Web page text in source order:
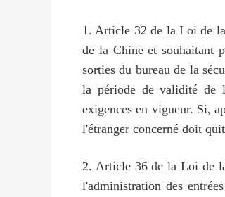
1. Article 32 de la Loi de
de la Chine et souhaitant
sorties du bureau de la
la période de validité de
exigences en vigueur. Si,
l'étranger concerné doit
2. Article 36 de la Loi de
l'administration des